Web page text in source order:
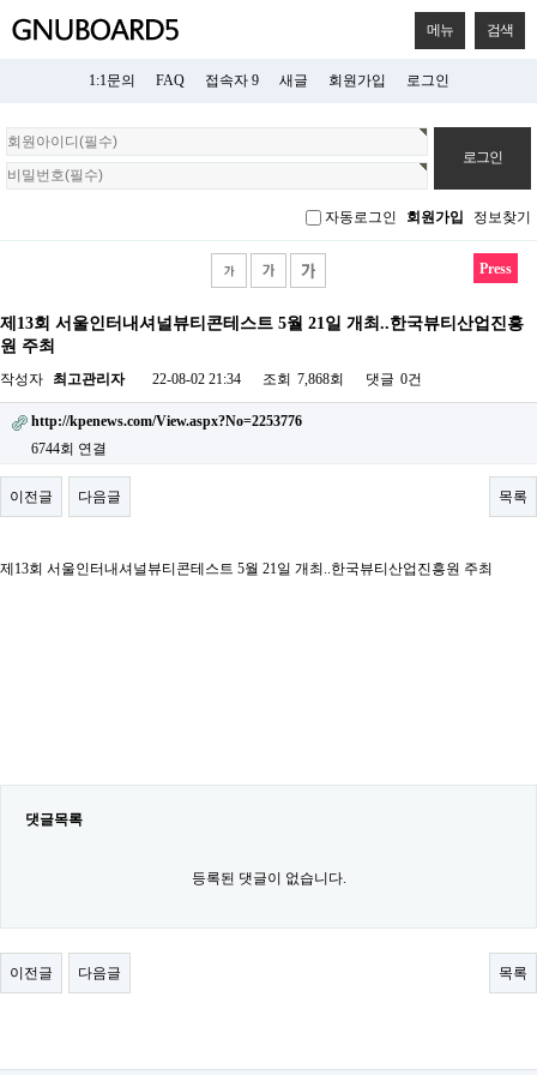
메뉴 검색
1:1문의 FAQ 접속자 9 새글 회원가입 로그인
회
원
로
자동로그인 회원가입 정보찾기
Press
제13회 서울인터내셔널뷰티콘테스트 5월 21일 개최..한국뷰티산업진흥
원 주최
작성자 최고관리자 22-08-02 21:34 조회 7,868회 댓글 0건
http://kpenews.com/View.aspx?No=2253776
6744회 연결
이전글 다음글 목록
제13회 서울인터내셔널뷰티콘테스트 5월 21일 개최..한국뷰티산업진흥원 주최
댓글목록
등록된 댓글이 없습니다.
이전글 다음글 목록